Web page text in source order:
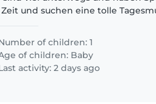
und suchen eine tolle
of children: 1
of children: Baby
activity: 2 days ago